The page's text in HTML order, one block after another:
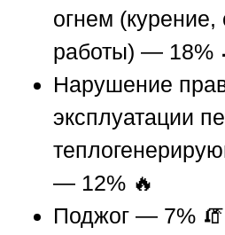
огнем
работы) — 18%
Нарушение
эксплуатации
— 12% 🔥
Поджог — 7% 🧯